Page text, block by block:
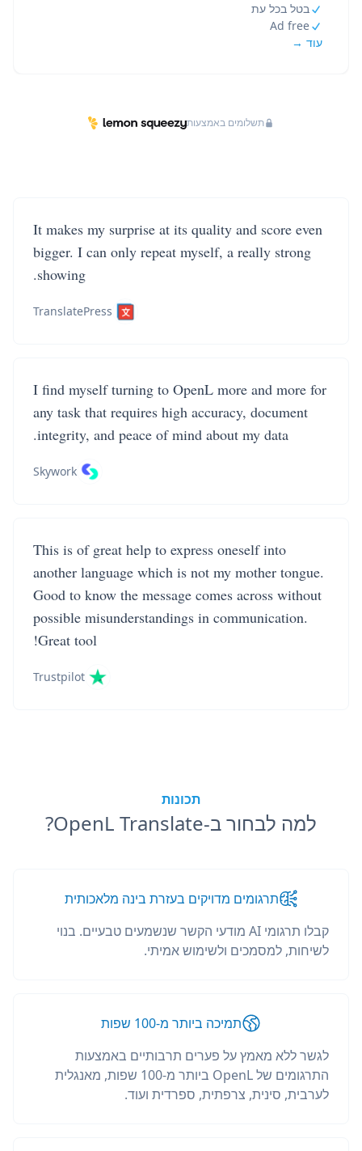
בטל בכל עת
Ad free
עוד →
תשלומים באמצעות
It makes my surprise at its quality and score even
bigger. I can only repeat myself, a really strong
showing.
TranslatePress
I find myself turning to OpenL more and more for
any task that requires high accuracy, document
integrity, and peace of mind about my data.
Skywork
This is of great help to express oneself into
another language which is not my mother tongue.
Good to know the message comes across without
possible misunderstandings in communication.
Great tool!
Trustpilot
תכונות
למה לבחור ב-OpenL Translate?
תרגומים מדויקים בעזרת בינה מלאכותית
קבלו תרגומי AI מודעי הקשר שנשמעים טבעיים. בנוי
לשיחות, למסמכים ולשימוש אמיתי.
תמיכה ביותר מ-100 שפות
לגשר ללא מאמץ על פערים תרבותיים באמצעות
התרגומים של OpenL ביותר מ-100 שפות, מאנגלית
לערבית, סינית, צרפתית, ספרדית ועוד.